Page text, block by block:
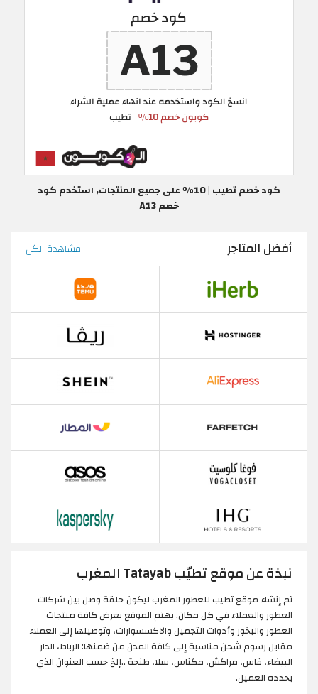
كود خصم تطيب | 10% على جميع المنتجات, استخدم كود
خصم A13
أفضل المتاجر مشاهدة الكل
نبذة عن موقع تطيّب Tatayab المغرب
تم إنشاء موقع تطيب للعطور المغرب ليكون حلقة وصل بين شركات
العطور والعملاء في كل مكان. يهتم الموقع بعرض كافة منتجات
العطور والبخور وأدوات التجميل والاكسسوارات، وتوصيلها إلى العملاء
مقابل رسوم شحن مناسبة إلى كافة المدن من ضمنها: الرباط، الدار
البيضاء، فاس، مراكش، مكناس، سلا، طنجة ..إلخ حسب العنوان الذي
يحدده العميل.